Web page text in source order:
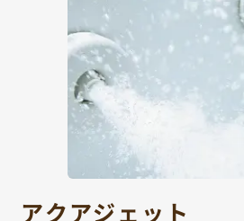
アクアジェット